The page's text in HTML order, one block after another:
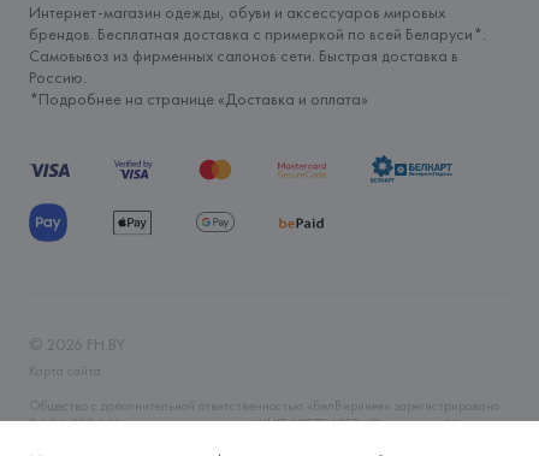
Интернет-магазин одежды, обуви и аксессуаров мировых
брендов. Бесплатная доставка с примеркой по всей Беларуси*.
Самовывоз из фирменных салонов сети. Быстрая доставка в
Россию.
*Подробнее на странице «Доставка и оплата»
© 2026 FH.BY
Карта сайта
Общество с дополнительной ответственностью «БелВиринея» зарегистрировано
06.04.2006 Минским горисполкомом. УНП 190706320. Юр.адрес: г. Минск, ул.